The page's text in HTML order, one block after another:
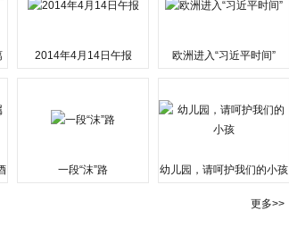
2014年4月14日午报 欧洲进入“习近平时间”
一段“沫”路 幼儿园，请呵护我们的小孩
更多>>